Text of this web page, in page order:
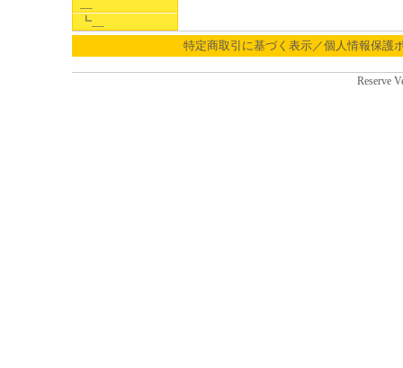
┗__
特定商取引に基づく表示／個人情報保護
Reserve